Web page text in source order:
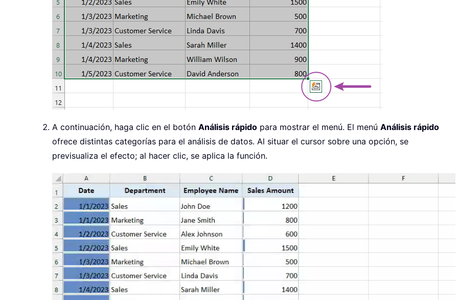
A continuación, haga clic en el botón Análisis rápido para mostrar el menú. El menú Análisis rápido
ofrece distintas categorías para el análisis de datos. Al situar el cursor sobre una opción, se
previsualiza el efecto; al hacer clic, se aplica la función.